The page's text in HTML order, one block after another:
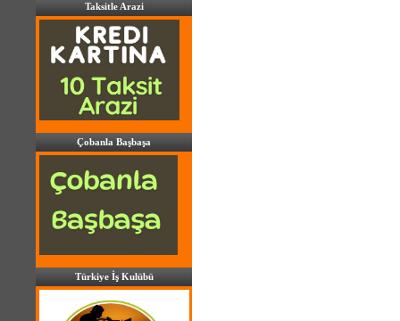
Taksitle Arazi
Çobanla Başbaşa
Türkiye İş Kulübü